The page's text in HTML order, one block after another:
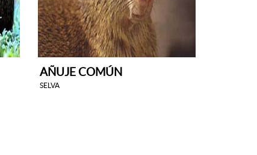
AÑUJE COMÚN
SELVA